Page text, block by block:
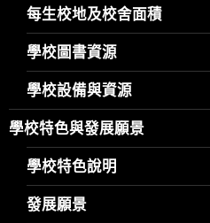
每生校地及校舍面積
學校圖書資源
學校設備與資源
學校特色與發展願景
學校特色說明
發展願景